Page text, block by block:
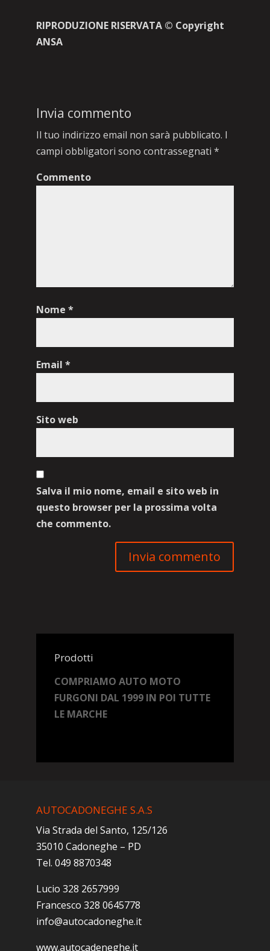
RIPRODUZIONE RISERVATA © Copyright
ANSA
Invia commento
Il tuo indirizzo email non sarà pubblicato. I
campi obbligatori sono contrassegnati *
Commento
Nome *
Email *
Sito web
Salva il mio nome, email e sito web in
questo browser per la prossima volta
che commento.
Prodotti
COMPRIAMO AUTO MOTO
FURGONI DAL 1999 IN POI TUTTE
LE MARCHE
AUTOCADONEGHE S.A.S
Via Strada del Santo, 125/126
35010 Cadoneghe – PD
Tel. 049 8870348
Lucio 328 2657999
Francesco 328 0645778
info@autocadoneghe.it
www.autocadeneghe.it